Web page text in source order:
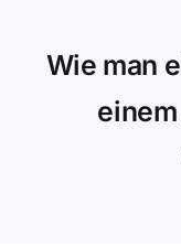
Wie man